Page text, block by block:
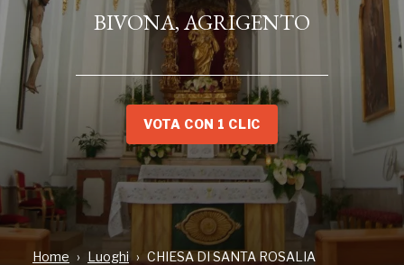
BIVONA, AGRIGENTO
VOTA CON 1 CLIC
Home Luoghi CHIESA DI SANTA ROSALIA
INDIRIZZO
BIVONA, AG